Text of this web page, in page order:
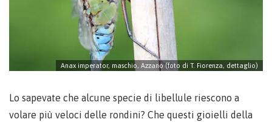
Anax imperator, maschio, Azzano (foto di T. Fiorenza, dettaglio)
Lo sapevate che alcune specie di libellule riescono a
volare più veloci delle rondini? Che questi gioielli della